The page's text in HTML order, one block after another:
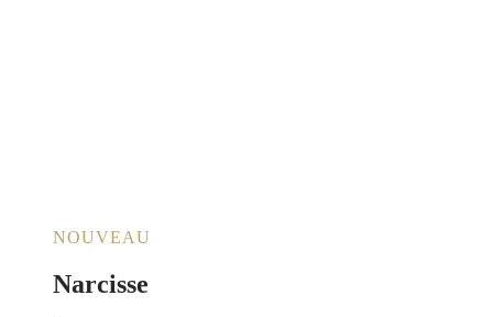
NOUVEAU
Narcisse